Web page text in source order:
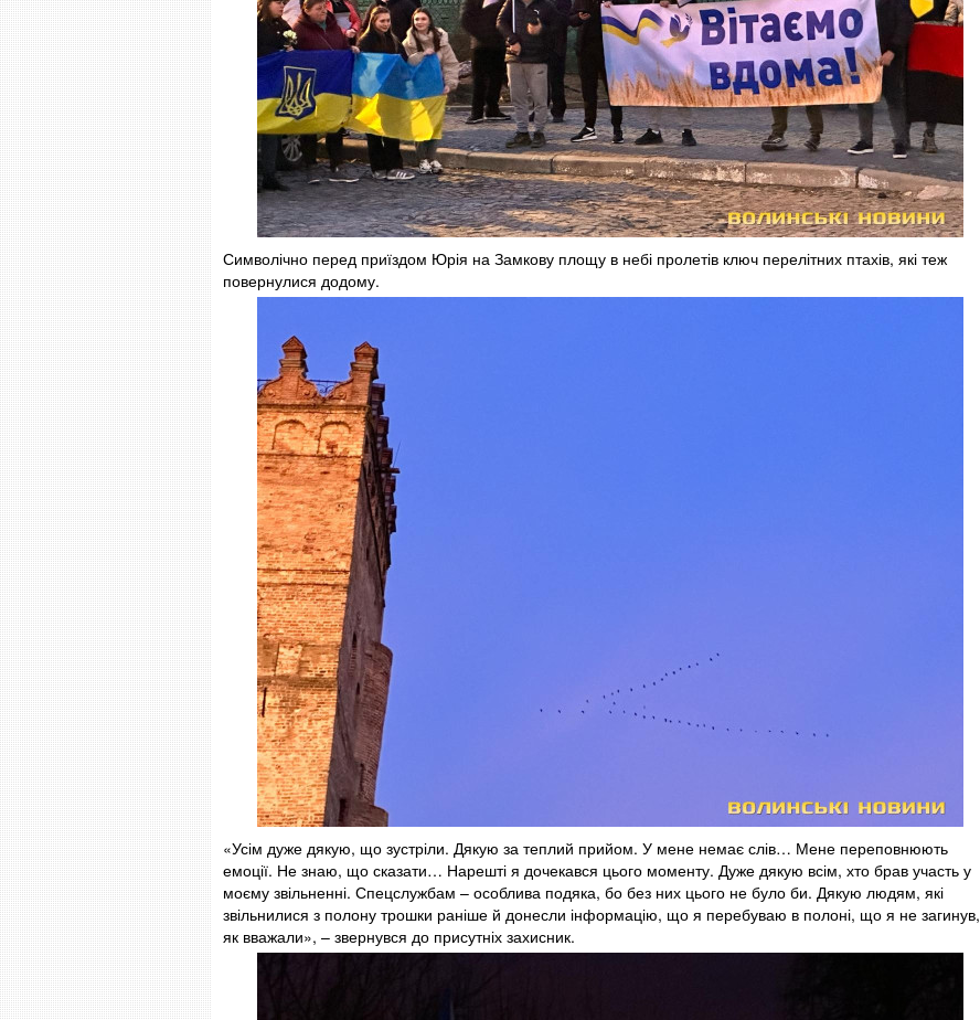
Символічно перед приїздом Юрія на Замкову площу в небі пролетів ключ перелітних птахів, які теж
повернулися додому.
«Усім дуже дякую, що зустріли. Дякую за теплий прийом. У мене немає слів… Мене переповнюють
емоції. Не знаю, що сказати… Нарешті я дочекався цього моменту. Дуже дякую всім, хто брав участь у
моєму звільненні. Спецслужбам – особлива подяка, бо без них цього не було би. Дякую людям, які
звільнилися з полону трошки раніше й донесли інформацію, що я перебуваю в полоні, що я не загинув,
як вважали», – звернувся до присутніх захисник.